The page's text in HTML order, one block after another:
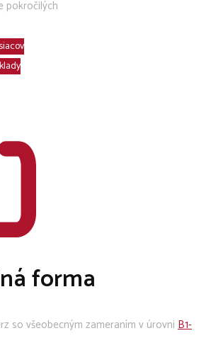
pokročilých
forma
so všeobecným zameraním v úrovni B1-